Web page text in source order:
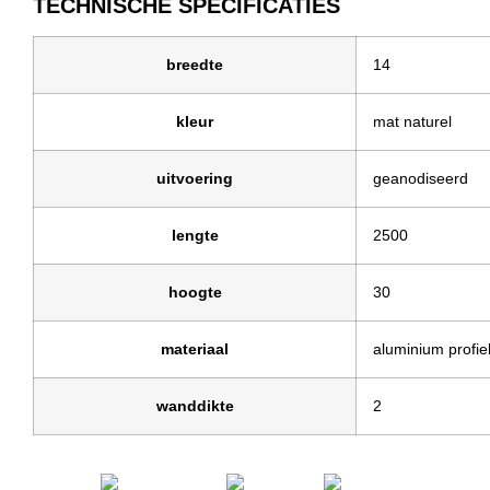
TECHNISCHE SPECIFICATIES
breedte 14
kleur mat naturel
uitvoering geanodiseerd
lengte 2500
hoogte 30
materiaal aluminium profiel
wanddikte 2